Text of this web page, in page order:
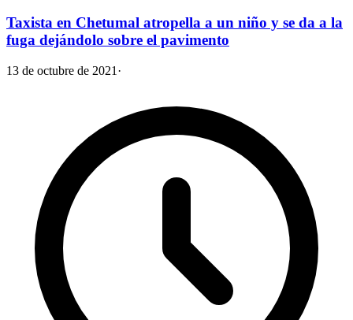
Taxista en Chetumal atropella a un niño y se da a la
fuga dejándolo sobre el pavimento
13 de octubre de 2021 ·